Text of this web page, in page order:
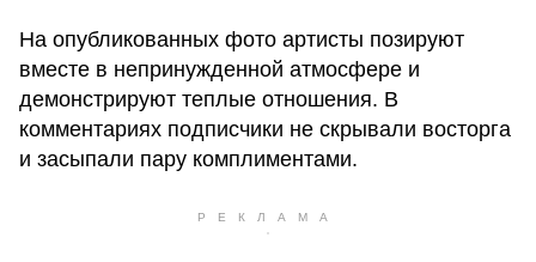
На опубликованных фото артисты позируют
вместе в непринужденной атмосфере и
демонстрируют теплые отношения. В
комментариях подписчики не скрывали восторга
и засыпали пару комплиментами.